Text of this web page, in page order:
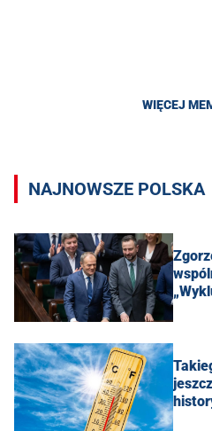
WIĘCEJ
NAJNOWSZE POLSKA